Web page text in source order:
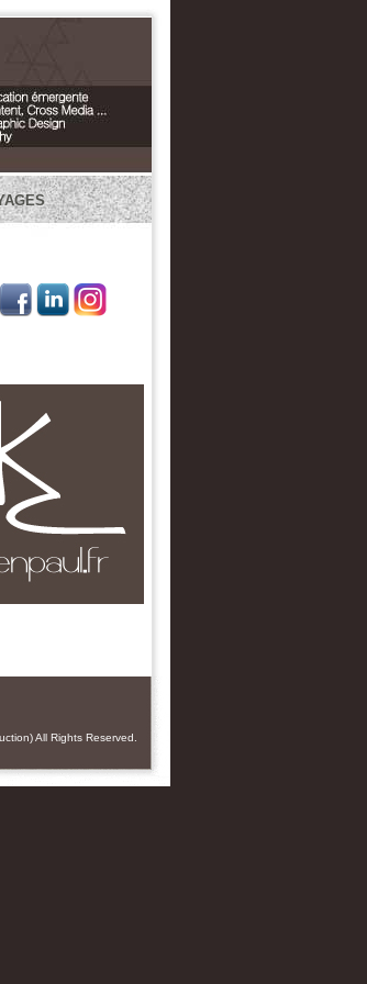
All Rights Reserved.